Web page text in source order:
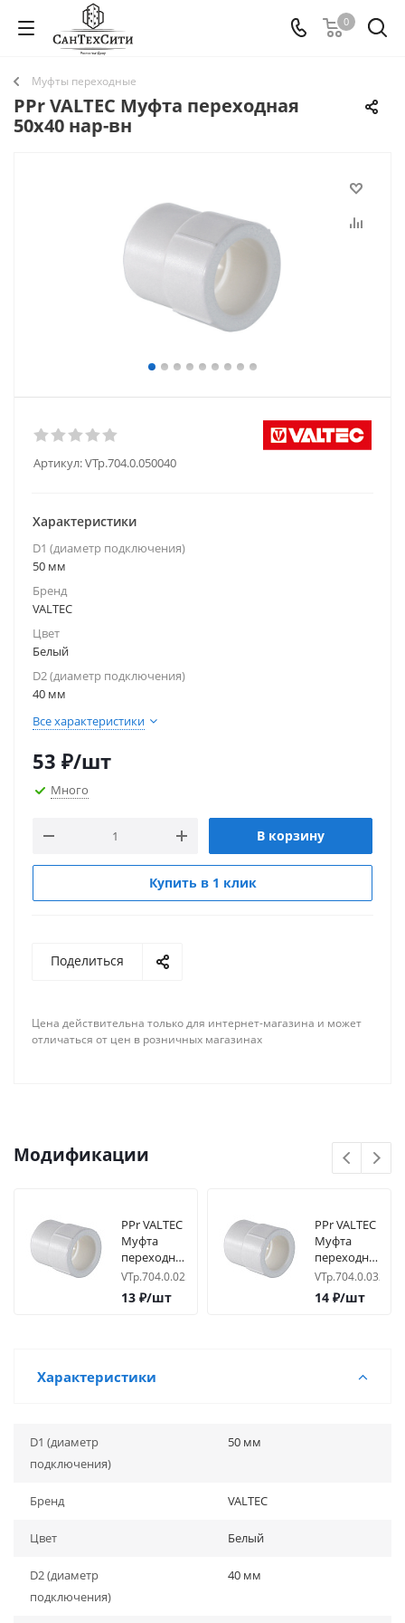
0
Муфты переходные
PPr VALTEC Муфта переходная
50х40 нар-вн
Артикул:VTp.704.0.050040
Характеристики
D1 (диаметр подключения)
50 мм
Бренд
VALTEC
Цвет
Белый
D2 (диаметр подключения)
40 мм
Все характеристики
53 ₽/шт
Много
В корзину
Купить в 1 клик
Поделиться
Цена действительна только для интернет-магазина и может
отличаться от цен в розничных магазинах
Модификации
PPr VALTEC
Муфта
переходная
25х20 нар-
вн
VTp.704.0.025020
13 ₽/шт
PPr VALTEC
Муфта
переходная
32х20 нар-
вн
VTp.704.0.032020
14 ₽/шт
Характеристики
D1 (диаметр
подключения)
50 мм
Бренд VALTEC
Цвет Белый
D2 (диаметр
подключения)
40 мм